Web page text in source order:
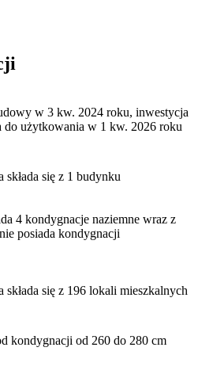
w 3 kw. 2024 roku, inwestycja
do użytkowania w 1 kw. 2026 roku
składa się z 1 budynku
4 kondygnacje naziemne wraz z
posiada kondygnacji
składa się z 196 lokali mieszkalnych
kondygnacji od 260 do 280 cm